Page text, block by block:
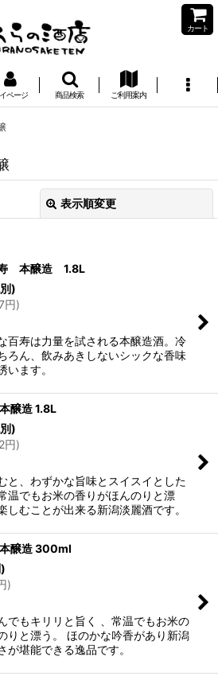
カート
ページ 商品検索 ご利用案内
表示順変更
絞り込む
本醸造 1.8L
)
円)
百寿は力量を試される本醸造酒。冷
ろん、飲みあきしないシックな香味
います。
醸造 1.8L
)
円)
と、わずかな旨味とスイスイとした
温でもお米の香りがほんのりと漂
しむことが出来る新潟淡麗酒です。
醸造 300ml
)
でもキリリと旨く 、常温でもお米の
りと漂う。 ほのかな吟香があり新潟
が堪能できる逸品です。